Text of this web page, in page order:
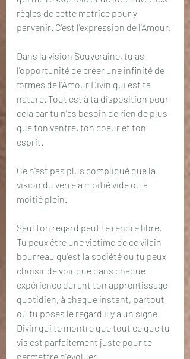
règles de cette matrice pour y
parvenir. C'est l'expression de l'Amour.
Dans la vision Souveraine, tu as
l'opportunité de créer une infinité de
formes de l'Amour Divin qui est ta
nature. Tout est à ta disposition pour
cela car tu n'as besoin de rien de plus
que ton ventre, ton coeur et ton
esprit.
Ce n'est pas plus compliqué que la
vision du verre à moitié vide ou à
moitié plein.
Seul ton regard peut te rendre libre.
Tu peux être une victime de ce vilain
bourreau qu'est la société ou tu peux
choisir de voir que dans chaque
expérience durant ton apprentissage
quotidien, à chaque instant, partout
où tu poses le regard il y a un signe
Divin qui te montre que tout ce que tu
vis est parfaitement juste pour te
permettre d'évoluer.